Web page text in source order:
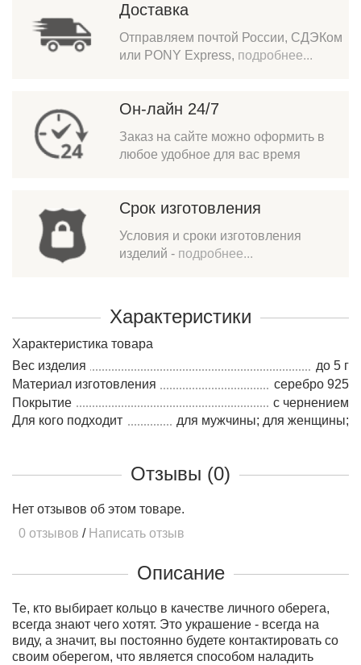
Доставка
Отправляем почтой России, СДЭКом
или PONY Express, подробнее...
Он-лайн 24/7
Заказ на сайте можно оформить в
любое удобное для вас время
Срок изготовления
Условия и сроки изготовления
изделий - подробнее...
Характеристики
Характеристика товара
Вес изделия
до 5 г
Материал изготовления
серебро 925
Покрытие
с чернением
Для кого подходит
для мужчины; для женщины;
Отзывы (0)
Нет отзывов об этом товаре.
0 отзывов / Написать отзыв
Описание
Те, кто выбирает кольцо в качестве личного оберега,
всегда знают чего хотят. Это украшение - всегда на
виду, а значит, вы постоянно будете контактировать со
своим оберегом, что является способом наладить